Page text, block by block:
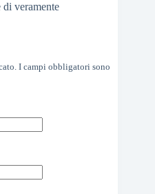
di veramente
I campi obbligatori sono